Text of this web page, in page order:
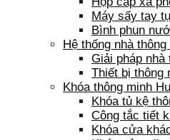
Máy sấy tay
Bình phun
Hệ thống nhà thông
Giải pháp nhà
Thiết bị thông
Khóa thông minh
Khóa tủ kệ
Công tắc tiết
Khóa cửa